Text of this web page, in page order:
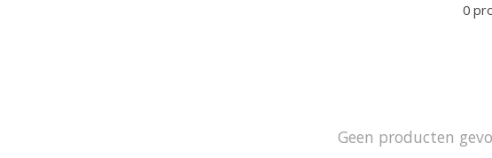
0
Geen producten